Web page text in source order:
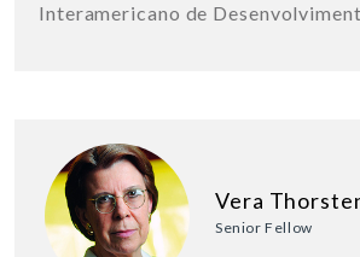
Interamericano de
Vera
Senior Fellow